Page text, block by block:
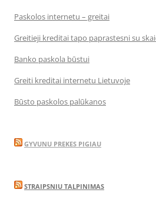
Paskolos internetu – greitai
Greitieji kreditai tapo paprastesni su
Banko paskola būstui
Greiti kreditai internetu Lietuvoje
Būsto paskolos palūkanos
GYVUNU PREKES PIGIAU
STRAIPSNIU TALPINIMAS